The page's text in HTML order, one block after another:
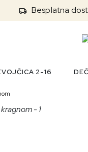
Besplatna
2-16